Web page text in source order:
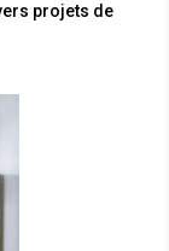
projets de